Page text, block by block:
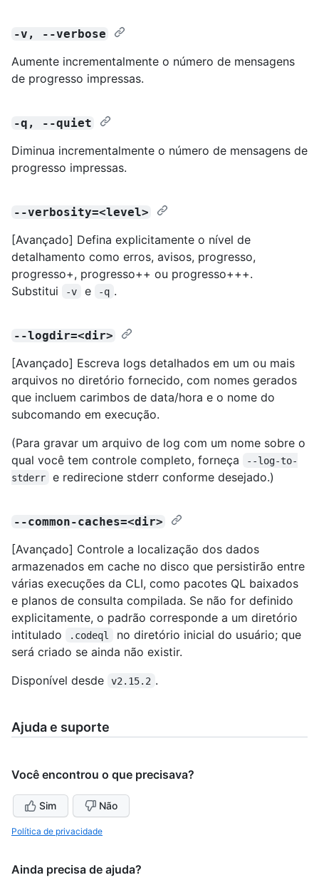
-v, --verbose
Aumente incrementalmente o número de mensagens
de progresso impressas.
-q, --quiet
Diminua incrementalmente o número de mensagens de
progresso impressas.
--verbosity=<level>
[Avançado] Defina explicitamente o nível de
detalhamento como erros, avisos, progresso,
progresso+, progresso++ ou progresso+++.
Substitui
-v e -q .
--logdir=<dir>
[Avançado] Escreva logs detalhados em um ou mais
arquivos no diretório fornecido, com nomes gerados
que incluem carimbos de data/hora e o nome do
subcomando em execução.
(Para gravar um arquivo de log com um nome sobre o
qual você tem controle completo, forneça
--log-to-
stderr
e redirecione stderr conforme desejado.)
--common-caches=<dir>
[Avançado] Controle a localização dos dados
armazenados em cache no disco que persistirão entre
várias execuções da CLI, como pacotes QL baixados
e planos de consulta compilada. Se não for definido
explicitamente, o padrão corresponde a um diretório
intitulado
.codeql
no diretório inicial do usuário; que
será criado se ainda não existir.
Disponível desde
v2.15.2 .
Ajuda e suporte
Você encontrou o que precisava?
Sim Não
Política de privacidade
Ainda precisa de ajuda?